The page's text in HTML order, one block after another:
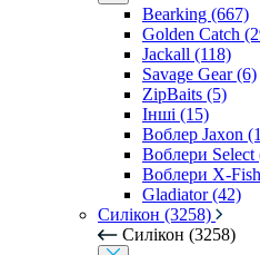
Bearking (667)
Golden Catch
Jackall (118)
Savage Gear (6)
ZipBaits (5)
Інші (15)
Воблер Jaxon
Воблери Select
Воблери X-
Gladiator (42)
Силікон (3258)
Силікон (3258)